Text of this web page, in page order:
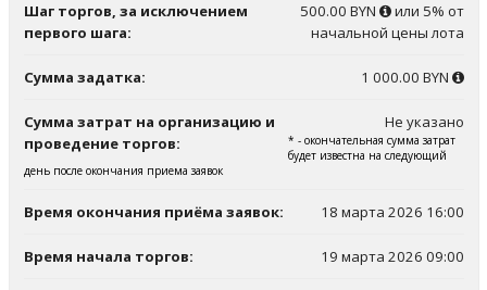
Шаг торгов, за исключением
первого шага:
500.00 BYN
или 5% от
начальной цены лота
Сумма задатка: 1 000.00 BYN
Сумма затрат на организацию и
проведение торгов:
Не указано
* - окончательная сумма затрат
будет известна на следующий
день после окончания приема заявок
Время окончания приёма заявок: 18 марта 2026 16:00
Время начала торгов: 19 марта 2026 09:00